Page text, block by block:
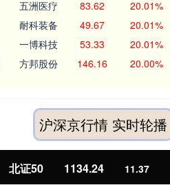
五洲医疗 83.62 20.01%
耐科装备 49.67 20.01%
一博科技 53.33 20.01%
方邦股份 146.16 20.00%
沪深京行情 实时轮播
北证50 1134.24 11.37